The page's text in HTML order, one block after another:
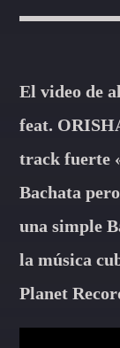
El video de
feat.
track fuerte
Bachata
una simple
la música
Planet